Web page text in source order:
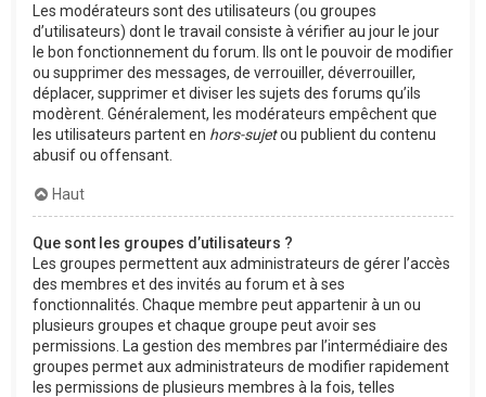
Les modérateurs sont des utilisateurs (ou groupes
d’utilisateurs) dont le travail consiste à vérifier au jour le jour
le bon fonctionnement du forum. Ils ont le pouvoir de modifier
ou supprimer des messages, de verrouiller, déverrouiller,
déplacer, supprimer et diviser les sujets des forums qu’ils
modèrent. Généralement, les modérateurs empêchent que
les utilisateurs partent en hors-sujetou publient du contenu
abusif ou offensant.
Haut
Que sont les groupes d’utilisateurs ?
Les groupes permettent aux administrateurs de gérer l’accès
des membres et des invités au forum et à ses
fonctionnalités. Chaque membre peut appartenir à un ou
plusieurs groupes et chaque groupe peut avoir ses
permissions. La gestion des membres par l’intermédiaire des
groupes permet aux administrateurs de modifier rapidement
les permissions de plusieurs membres à la fois, telles